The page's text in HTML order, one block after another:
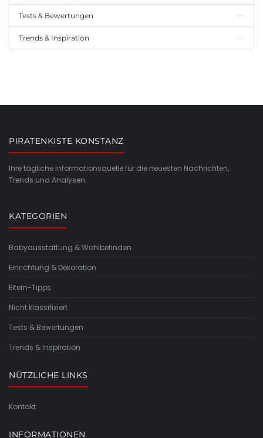
Tests & Bewertungen
Trends & Inspiration
PIRATENKISTE KONSTANZ
Ihre tägliche Informationsquelle für die neuesten Nachrichten,
Trends und Analysen.
KATEGORIEN
Babyausstattung & Wohlbefinden
Einrichtung & Dekoration
Eltern-Tipps
Nicht klassifiziert
Tests & Bewertungen
Trends & Inspiration
NÜTZLICHE LINKS
Kontakt
INFORMATIONEN